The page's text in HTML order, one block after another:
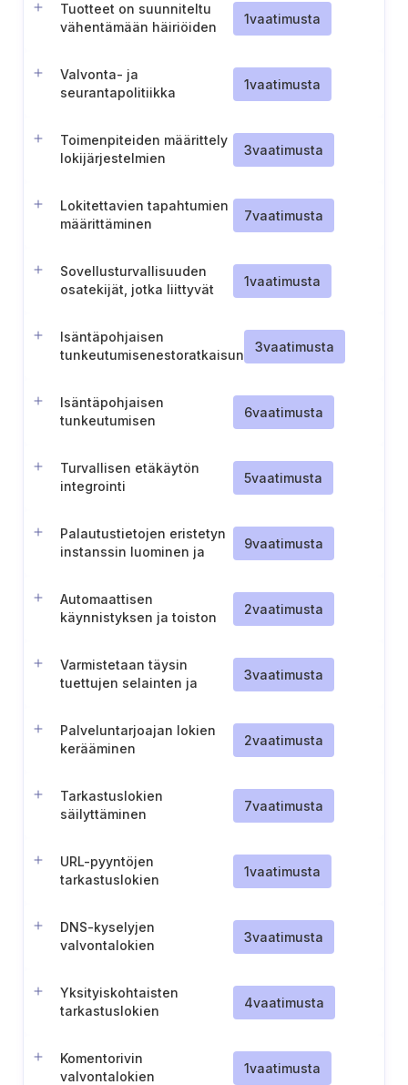
Tuotteet on suunniteltu
vähentämään häiriöiden
1vaatimusta
Valvonta- ja
seurantapolitiikka
1vaatimusta
Toimenpiteiden määrittely
lokijärjestelmien
3vaatimusta
Lokitettavien tapahtumien
määrittäminen
7vaatimusta
Sovellusturvallisuuden
osatekijät, jotka liittyvät
hyödyntämiseen
1vaatimusta
Isäntäpohjaisen
tunkeutumisenestoratkaisun
3vaatimusta
Isäntäpohjaisen
tunkeutumisen
6vaatimusta
Turvallisen etäkäytön
integrointi
5vaatimusta
Palautustietojen eristetyn
instanssin luominen ja
9vaatimusta
Automaattisen
käynnistyksen ja toiston
osalta
2vaatimusta
Varmistetaan täysin
tuettujen selainten ja
3vaatimusta
Palveluntarjoajan lokien
kerääminen
2vaatimusta
Tarkastuslokien
säilyttäminen
7vaatimusta
URL-pyyntöjen
tarkastuslokien
1vaatimusta
DNS-kyselyjen
valvontalokien
3vaatimusta
Yksityiskohtaisten
tarkastuslokien
4vaatimusta
Komentorivin
valvontalokien
1vaatimusta